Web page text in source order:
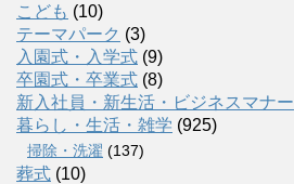
こども (10)
テーマパーク (3)
入園式・入学式 (9)
卒園式・卒業式 (8)
新入社員・新生活・ビジネスマナー
暮らし・生活・雑学 (925)
掃除・洗濯 (137)
葬式 (10)